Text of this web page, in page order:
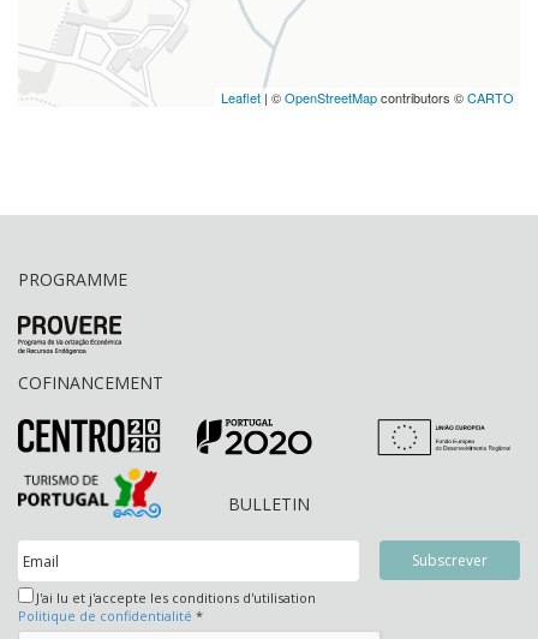
Leaflet | ©OpenStreetMapcontributors ©CARTO
PROGRAMME
COFINANCEMENT
BULLETIN
J'ai lu et j'accepte les conditions d'utilisation
Politique de confidentialité *